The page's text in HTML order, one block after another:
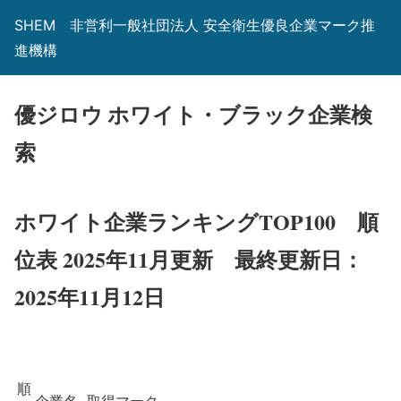
SHEM 非営利一般社団法人 安全衛生優良企業マーク推
進機構
優ジロウ ホワイト・ブラック企業検
索
ホワイト企業ランキングTOP100 順
位表 2025年11月更新 最終更新日：
2025年11月12日
順